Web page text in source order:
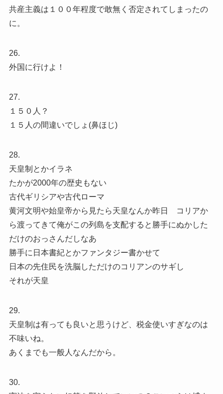
共産主義は１００年程度で敢無く否定されてしまったの
に。
26.
外国に行けよ！
27.
１５０人？
１５人の間違いでしょ(鼻ほじ)
28.
天皇制とかイラネ
たかが2000年の歴史もない
古代ギリシアや古代ローマ
黄河文明や始皇帝から見たら天皇なんか昨日 コリアか
ら渡ってきて俺がこの列島を支配すると勝手にぬかした
だけのおっさんだしなあ
勝手に日本書紀とかファンタジー書かせて
日本の先住民を洗脳しただけのコリアンのサギし
それが天皇
29.
天皇制は有っても良いと思うけど、税金使いすぎなのは
不味いね。
あくまでも一般人なんだから。
30.